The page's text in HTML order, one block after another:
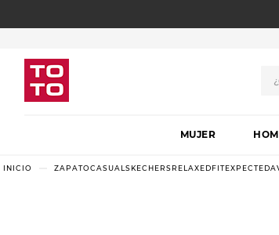
MUJER
1.
botas
2.
skechers